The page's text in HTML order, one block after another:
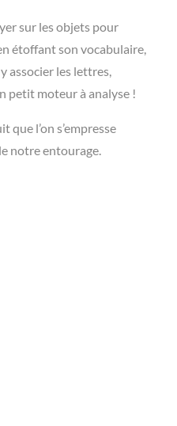
sur les objets pour
étoffant son vocabulaire,
associer les lettres,
petit moteur à analyse !
que l’on s’empresse
notre entourage.